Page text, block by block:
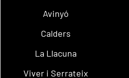
Avinyó
Calders
La Llacuna
Viver i Serrateix